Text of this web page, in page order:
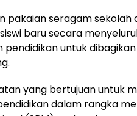
pakaian seragam sekolah
baru secara
pendidikan untuk
yang bertujuan untuk
dalam rangka